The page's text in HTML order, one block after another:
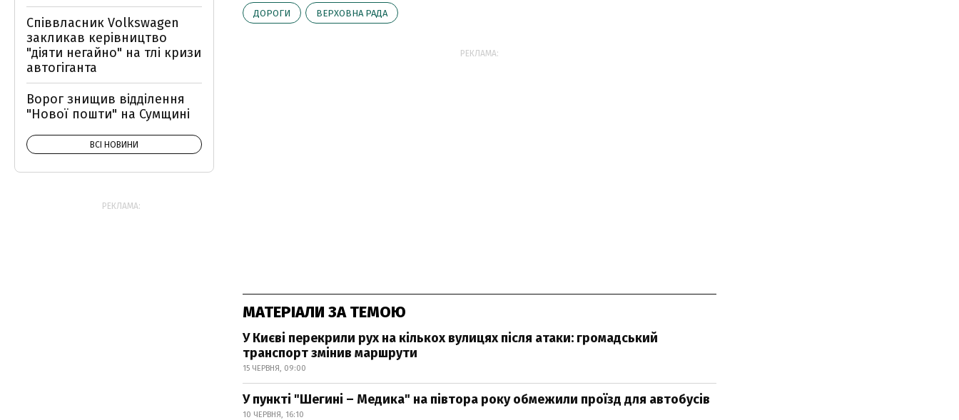
ДОРОГИ ВЕРХОВНА РАДА
РЕКЛАМА:
МАТЕРІАЛИ ЗА ТЕМОЮ
У Києві перекрили рух на кількох вулицях після атаки: громадський
транспорт змінив маршрути
15 ЧЕРВНЯ, 09:00
У пункті "Шегині – Медика" на півтора року обмежили проїзд для автобусів
10 ЧЕРВНЯ, 16:10
Співвласник Volkswagen
закликав керівництво
"діяти негайно" на тлі кризи
автогіганта
Ворог знищив відділення
"Нової пошти" на Сумщині
ВСІ НОВИНИ
РЕКЛАМА: